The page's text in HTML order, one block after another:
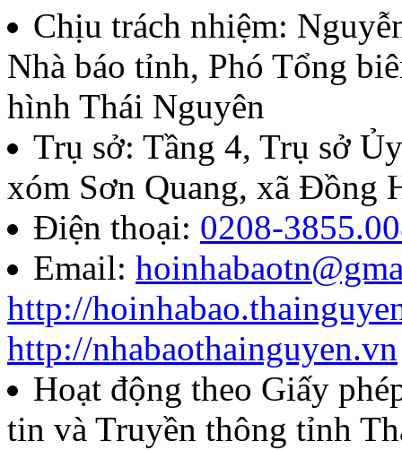
Lượt xem:138 | lượt tải:60
07/QĐ-BTC
Quyết định về việc thành
báo chí Huỳnh Thúc
năm 2026
Lượt xem:286 | lượt tải:106
85/QĐ-HNB
Quyết định về việc công
năm 2026 của Hội Nhà
Chịu trách nhiệm:
Nhà báo tỉnh, Phó Tổng
hình Thái Nguyên
Trụ sở: Tầng 4, Trụ sở
xóm Sơn Quang, xã Đồng
Điện thoại: 0208-
Email:
http://
http://nhabaothainguyen.vn
Hoạt động theo Giấy
tin và Truyền thông tỉnh